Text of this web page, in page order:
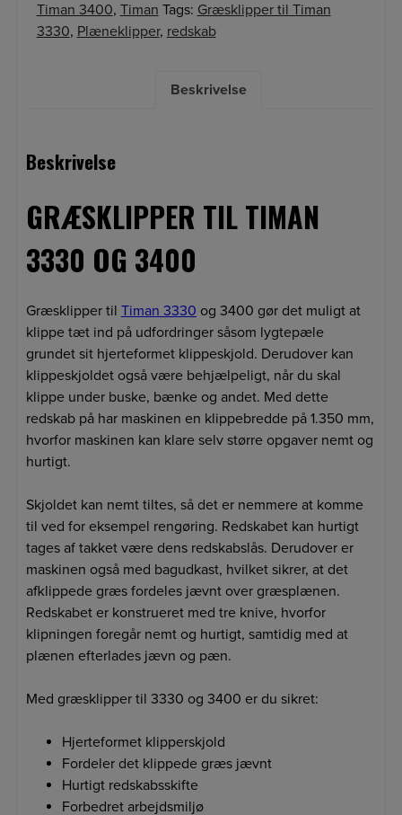
Timan 3400, Timan Tags: Græsklipper til Timan
3330, Plæneklipper, redskab
Beskrivelse
Beskrivelse
GRÆSKLIPPER TIL TIMAN
3330 OG 3400
Græsklipper til Timan 3330 og 3400 gør det muligt at
klippe tæt ind på udfordringer såsom lygtepæle
grundet sit hjerteformet klippeskjold. Derudover kan
klippeskjoldet også være behjælpeligt, når du skal
klippe under buske, bænke og andet. Med dette
redskab på har maskinen en klippebredde på 1.350 mm,
hvorfor maskinen kan klare selv større opgaver nemt og
hurtigt.
Skjoldet kan nemt tiltes, så det er nemmere at komme
til ved for eksempel rengøring. Redskabet kan hurtigt
tages af takket være dens redskabslås. Derudover er
maskinen også med bagudkast, hvilket sikrer, at det
afklippede græs fordeles jævnt over græsplænen.
Redskabet er konstrueret med tre knive, hvorfor
klipningen foregår nemt og hurtigt, samtidig med at
plænen efterlades jævn og pæn.
Med græsklipper til 3330 og 3400 er du sikret:
Hjerteformet klipperskjold
Fordeler det klippede græs jævnt
Hurtigt redskabsskifte
Forbedret arbejdsmiljø